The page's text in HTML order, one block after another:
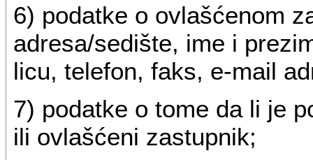
6) podatke o ovlašćenom
adresa/sedište, ime i
licu, telefon, faks, e-mail
7) podatke o tome da li je
ili ovlašćeni zastupnik;